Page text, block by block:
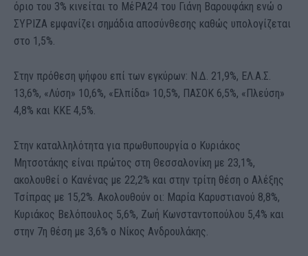
όριο του 3% κινείται το ΜέΡΑ24 του Γιάνη Βαρουφάκη ενώ ο
ΣΥΡΙΖΑ εμφανίζει σημάδια αποσύνθεσης καθώς υπολογίζεται
στο 1,5%.
Στην πρόθεση ψήφου επί των εγκύρων: Ν.Δ. 21,9%, ΕΛ.Α.Σ.
13,6%, «Λύση» 10,6%, «Ελπίδα» 10,5%, ΠΑΣΟΚ 6,5%, «Πλεύση»
4,8% και ΚΚΕ 4,5%.
Στην καταλληλότητα για πρωθυπουργία ο Κυριάκος
Μητσοτάκης είναι πρώτος στη Θεσσαλονίκη με 23,1%,
ακολουθεί ο Κανένας με 22,2% και στην τρίτη θέση ο Αλέξης
Τσίπρας με 15,2%. Ακολουθούν οι: Μαρία Καρυστιανού 8,8%,
Κυριάκος Βελόπουλος 5,6%, Ζωή Κωνσταντοπούλου 5,4% και
στην 7η θέση με 3,6% ο Νίκος Ανδρουλάκης.